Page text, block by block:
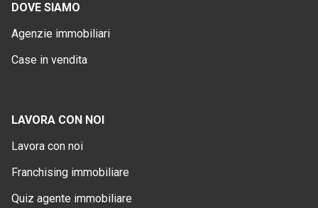
DOVE SIAMO
Agenzie immobiliari
Case in vendita
LAVORA CON NOI
Lavora con noi
Franchising immobiliare
Quiz agente immobiliare